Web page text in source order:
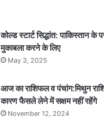
कोल्ड स्टार्ट सिद्धांत: पाकिस्तान के
मुकाबला करने के लिए
May 3, 2025
आज का राशिफल व पंचांग:मिथुन
कारण फैसले लेने में सक्षम नहीं रहेंगे
November 12, 2024